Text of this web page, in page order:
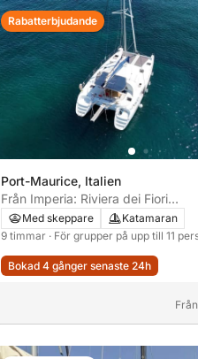
Port-Maurice, Italien
Från Imperia: Riviera dei Fiori
Heldagsupplevelse
Med skeppare
Katamaran
9 timmar · För grupper på upp till 11
Bokad 4 gånger senaste 24h
Från
Rabatterbjudande